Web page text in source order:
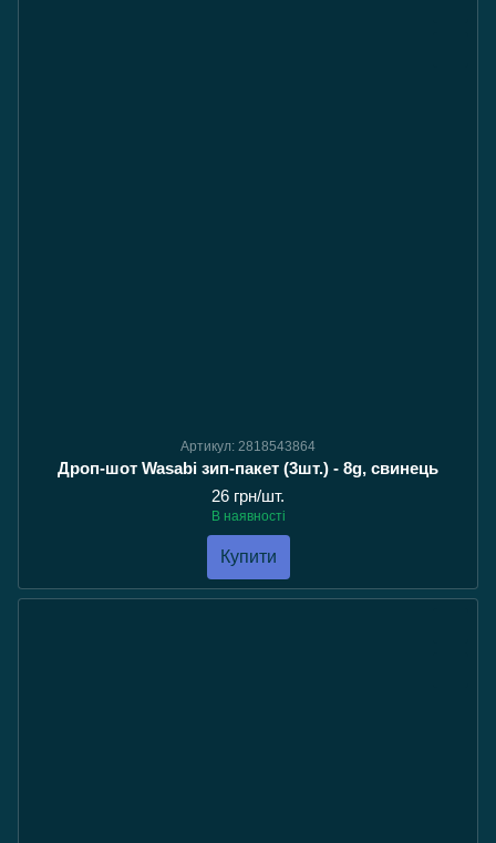
Артикул: 2818543864
Дроп-шот Wasabi зип-пакет (3шт.) - 8g, свинець
26 грн/шт.
В наявності
Купити